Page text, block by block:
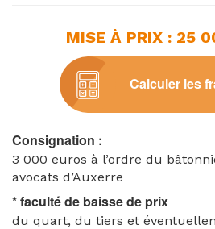
MISE À PRIX : 25
Calculer les
Consignation :
3 000 euros à l’ordre du
avocats d’Auxerre
* faculté de baisse de prix
du quart, du tiers et